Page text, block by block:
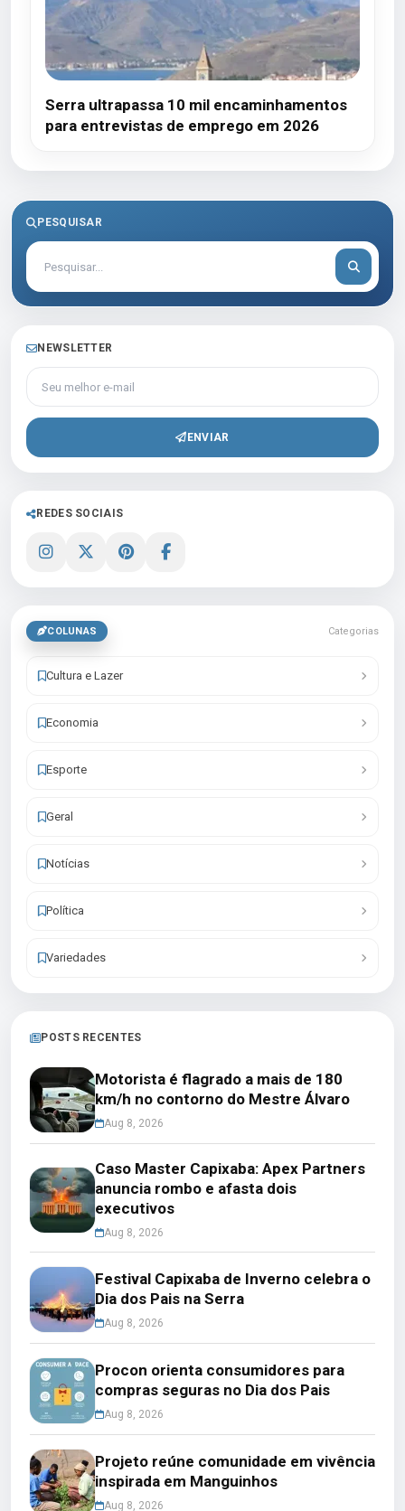
Serra ultrapassa 10 mil encaminhamentos
para entrevistas de emprego em 2026
PESQUISAR
NEWSLETTER
Seu melhor e-mail
ENVIAR
REDES SOCIAIS
COLUNAS Categorias
Cultura e Lazer
Economia
Esporte
Geral
Notícias
Política
Variedades
POSTS RECENTES
Motorista é flagrado a mais de 180
km/h no contorno do Mestre Álvaro
Aug 8, 2026
Caso Master Capixaba: Apex Partners
anuncia rombo e afasta dois
executivos
Aug 8, 2026
Festival Capixaba de Inverno celebra o
Dia dos Pais na Serra
Aug 8, 2026
Procon orienta consumidores para
compras seguras no Dia dos Pais
Aug 8, 2026
Projeto reúne comunidade em vivência
inspirada em Manguinhos
Aug 8, 2026